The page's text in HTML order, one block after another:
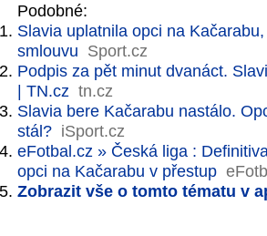
Podobné:
Slavia uplatnila opci na
smlouvu Sport.cz
Podpis za pět minut dvanáct.
| TN.cz tn.cz
Slavia bere Kačarabu nastálo.
stál? iSport.cz
eFotbal.cz » Česká liga :
opci na Kačarabu v přestup
Zobrazit vše o tomto tématu v